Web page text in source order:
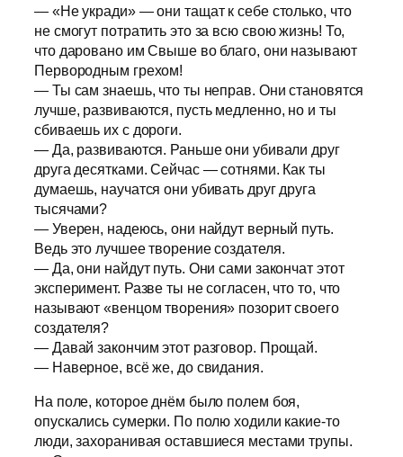
— «Не укради» — они тащат к себе столько, что
не смогут потратить это за всю свою жизнь! То,
что даровано им Свыше во благо, они называют
Первородным грехом!
— Ты сам знаешь, что ты неправ. Они становятся
лучше, развиваются, пусть медленно, но и ты
сбиваешь их с дороги.
— Да, развиваются. Раньше они убивали друг
друга десятками. Сейчас — сотнями. Как ты
думаешь, научатся они убивать друг друга
тысячами?
— Уверен, надеюсь, они найдут верный путь.
Ведь это лучшее творение создателя.
— Да, они найдут путь. Они сами закончат этот
эксперимент. Разве ты не согласен, что то, что
называют «венцом творения» позорит своего
создателя?
— Давай закончим этот разговор. Прощай.
— Наверное, всё же, до свидания.
На поле, которое днём было полем боя,
опускались сумерки. По полю ходили какие-то
люди, захоранивая оставшиеся местами трупы.